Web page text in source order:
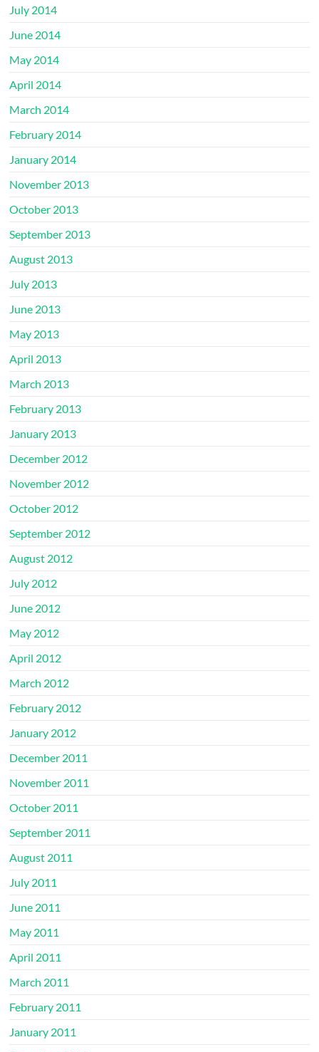
July 2014
June 2014
May 2014
April 2014
March 2014
February 2014
January 2014
November 2013
October 2013
September 2013
August 2013
July 2013
June 2013
May 2013
April 2013
March 2013
February 2013
January 2013
December 2012
November 2012
October 2012
September 2012
August 2012
July 2012
June 2012
May 2012
April 2012
March 2012
February 2012
January 2012
December 2011
November 2011
October 2011
September 2011
August 2011
July 2011
June 2011
May 2011
April 2011
March 2011
February 2011
January 2011